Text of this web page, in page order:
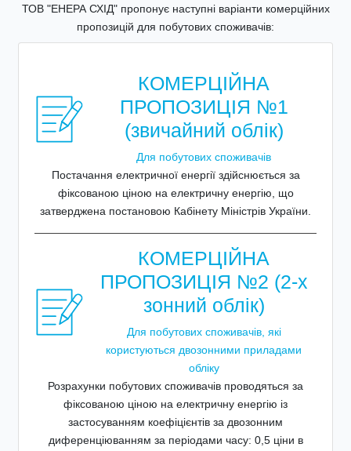
ТОВ "ЕНЕРА СХІД" пропонує наступні варіанти комерційних
пропозицій для побутових споживачів:
КОМЕРЦІЙНА
ПРОПОЗИЦІЯ №1
(звичайний облік)
Для побутових споживачів
Постачання електричної енергії здійснюється за
фіксованою ціною на електричну енергію, що
затверджена постановою Кабінету Міністрів України.
КОМЕРЦІЙНА
ПРОПОЗИЦІЯ №2 (2-х
зонний облік)
Для побутових споживачів, які
користуються двозонними приладами
обліку
Розрахунки побутових споживачів проводяться за
фіксованою ціною на електричну енергію із
застосуванням коефіцієнтів за двозонним
диференціюванням за періодами часу: 0,5 ціни в